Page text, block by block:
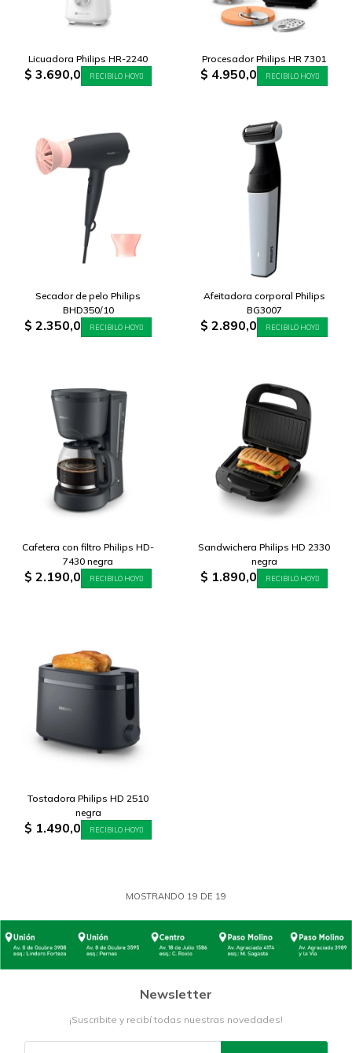
Licuadora Philips HR-2240
$ 3.690,0 RECIBILO HOY
Procesador Philips HR 7301
$ 4.950,0 RECIBILO HOY
Secador de pelo Philips
BHD350/10
$ 2.350,0 RECIBILO HOY
Afeitadora corporal Philips
BG3007
$ 2.890,0 RECIBILO HOY
Cafetera con filtro Philips HD-
7430 negra
$ 2.190,0 RECIBILO HOY
Sandwichera Philips HD 2330
negra
$ 1.890,0 RECIBILO HOY
Tostadora Philips HD 2510
negra
$ 1.490,0 RECIBILO HOY
MOSTRANDO 19 DE 19
Newsletter
¡Suscribite y recibí todas nuestras novedades!